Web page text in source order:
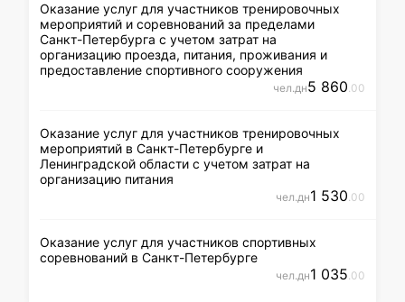
Оказание услуг для участников тренировочных
мероприятий и соревнований за пределами
Санкт-Петербурга с учетом затрат на
организацию проезда, питания, проживания и
предоставление спортивного сооружения
чел.дн5 860.00
Оказание услуг для участников тренировочных
мероприятий в Санкт-Петербурге и
Ленинградской области с учетом затрат на
организацию питания
чел.дн1 530.00
Оказание услуг для участников спортивных
соревнований в Санкт-Петербурге
чел.дн1 035.00